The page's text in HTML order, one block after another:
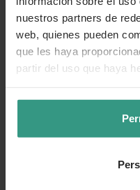
nuestros partners de
web, quienes pueden
que les haya
partir del uso que haya
Categorías
Número de artículo: 11233456
¿Te ha resultado útil la